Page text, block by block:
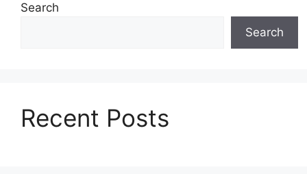
Search
Search
Recent Posts